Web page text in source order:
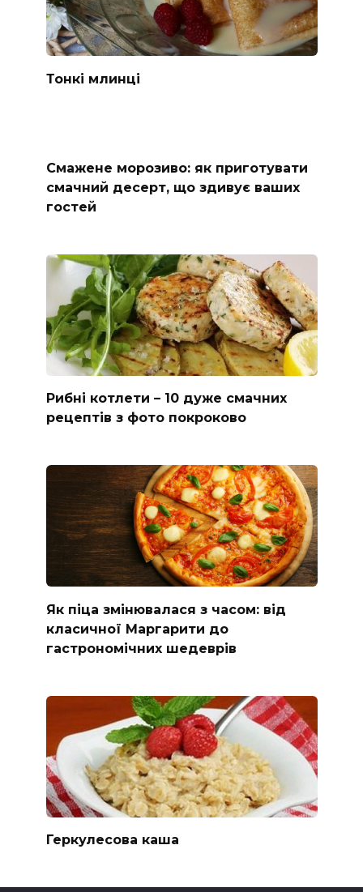
Тонкі млинці
Смажене морозиво: як приготувати
смачний десерт, що здивує ваших
гостей
Рибні котлети – 10 дуже смачних
рецептів з фото покроково
Як піца змінювалася з часом: від
класичної Маргарити до
гастрономічних шедеврів
Геркулесова каша